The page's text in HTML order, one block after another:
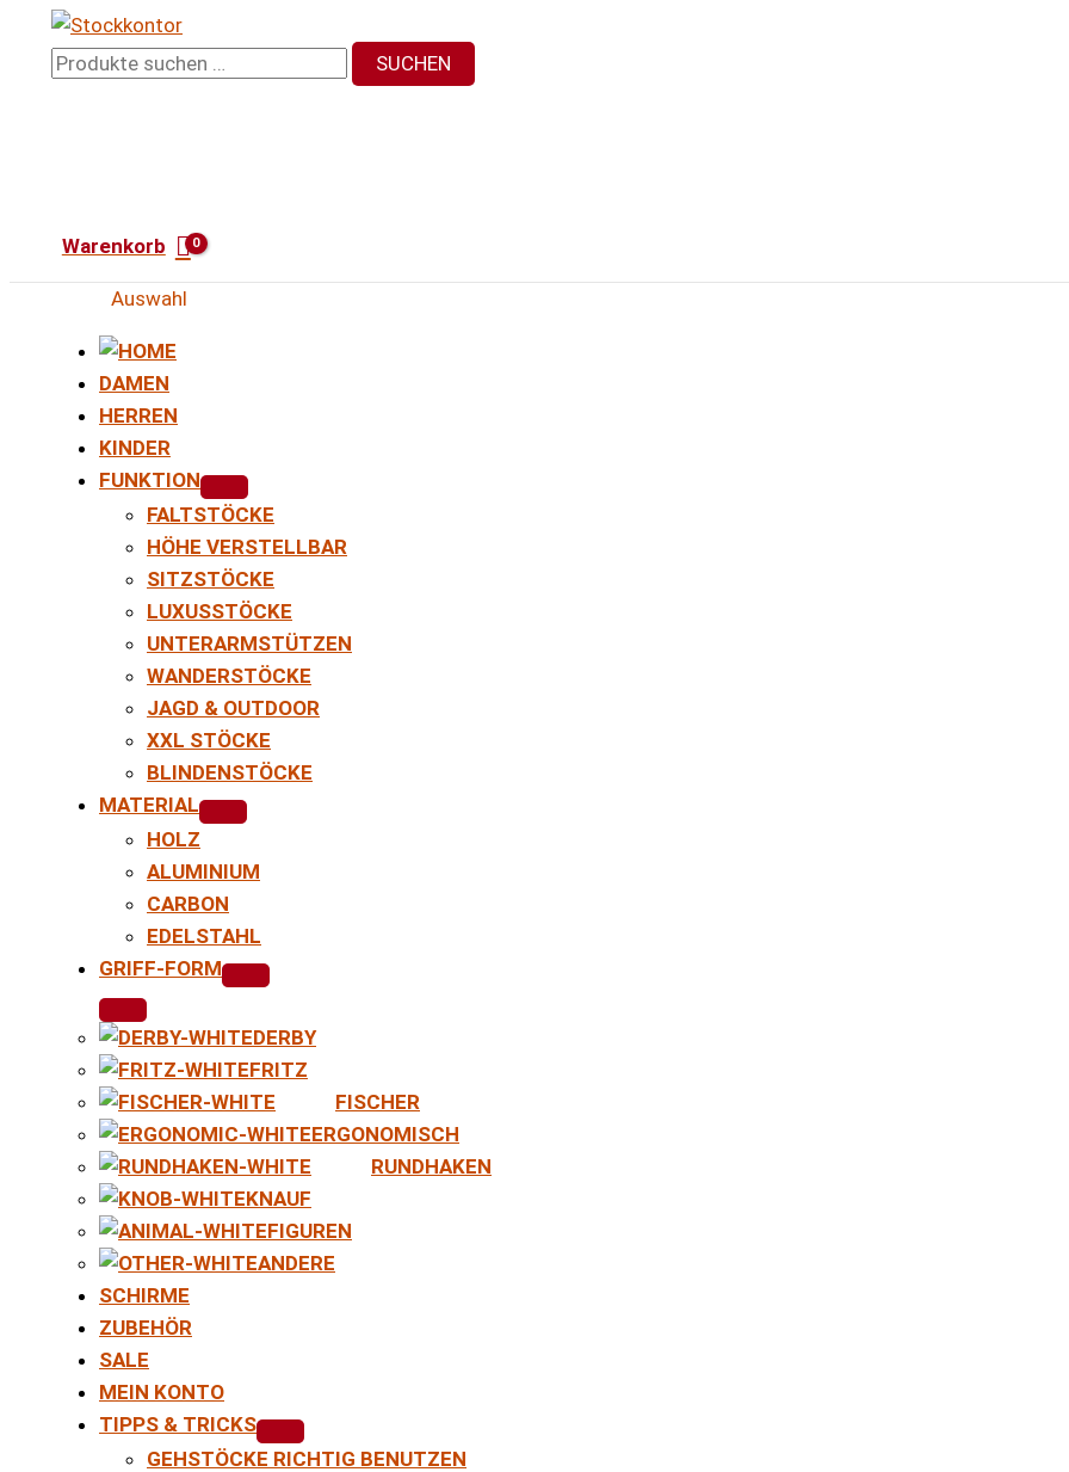
InhaltSuchen
SUCHEN
Warenkorb
Auswahl
DAMEN
HERREN
KINDER
FUNKTION
FALTSTÖCKE
HÖHE VERSTELLBAR
SITZSTÖCKE
LUXUSSTÖCKE
UNTERARMSTÜTZEN
WANDERSTÖCKE
JAGD & OUTDOOR
XXL STÖCKE
BLINDENSTÖCKE
MATERIAL
HOLZ
ALUMINIUM
CARBON
EDELSTAHL
GRIFF-FORM
DERBY
FRITZ
FISCHER
ERGONOMISCH
RUNDHAKEN
KNAUF
FIGUREN
ANDERE
SCHIRME
ZUBEHÖR
SALE
MEIN KONTO
TIPPS & TRICKS
GEHSTÖCKE RICHTIG BENUTZEN